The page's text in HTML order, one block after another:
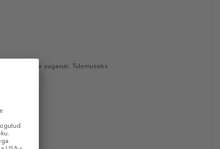
juuksekiude sügavuti. Tulemuseks